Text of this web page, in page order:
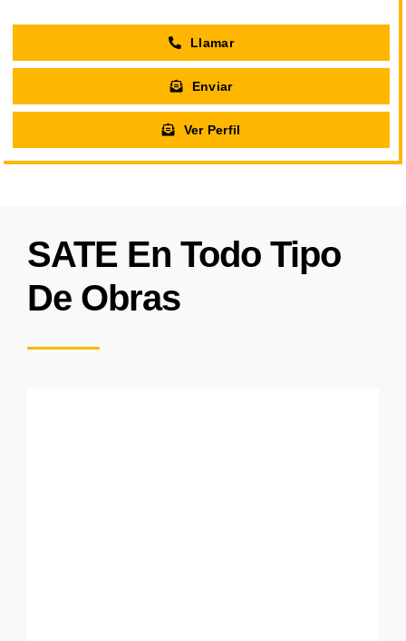
Llamar
Enviar
Ver Perfil
SATE En Todo Tipo
De Obras